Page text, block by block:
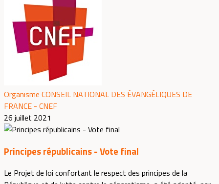
Organisme CONSEIL NATIONAL DES ÉVANGÉLIQUES DE
FRANCE - CNEF
26 juillet 2021
Principes républicains - Vote final
Le Projet de loi confortant le respect des principes de la